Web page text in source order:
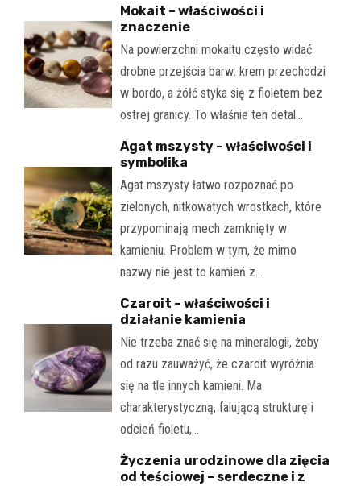
Mokait – właściwości i
znaczenie
Na powierzchni mokaitu często widać
drobne przejścia barw: krem przechodzi
w bordo, a żółć styka się z fioletem bez
ostrej granicy. To właśnie ten detal…
Agat mszysty – właściwości i
symbolika
Agat mszysty łatwo rozpoznać po
zielonych, nitkowatych wrostkach, które
przypominają mech zamknięty w
kamieniu. Problem w tym, że mimo
nazwy nie jest to kamień z…
Czaroit – właściwości i
działanie kamienia
Nie trzeba znać się na mineralogii, żeby
od razu zauważyć, że czaroit wyróżnia
się na tle innych kamieni. Ma
charakterystyczną, falującą strukturę i
odcień fioletu,…
Życzenia urodzinowe dla zięcia
od teściowej – serdeczne i z